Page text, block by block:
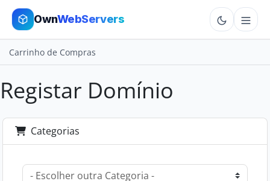
OwnWebServers
Hosting
Dedicated
Carrinho de Compras
Registar Domínio
Categorias